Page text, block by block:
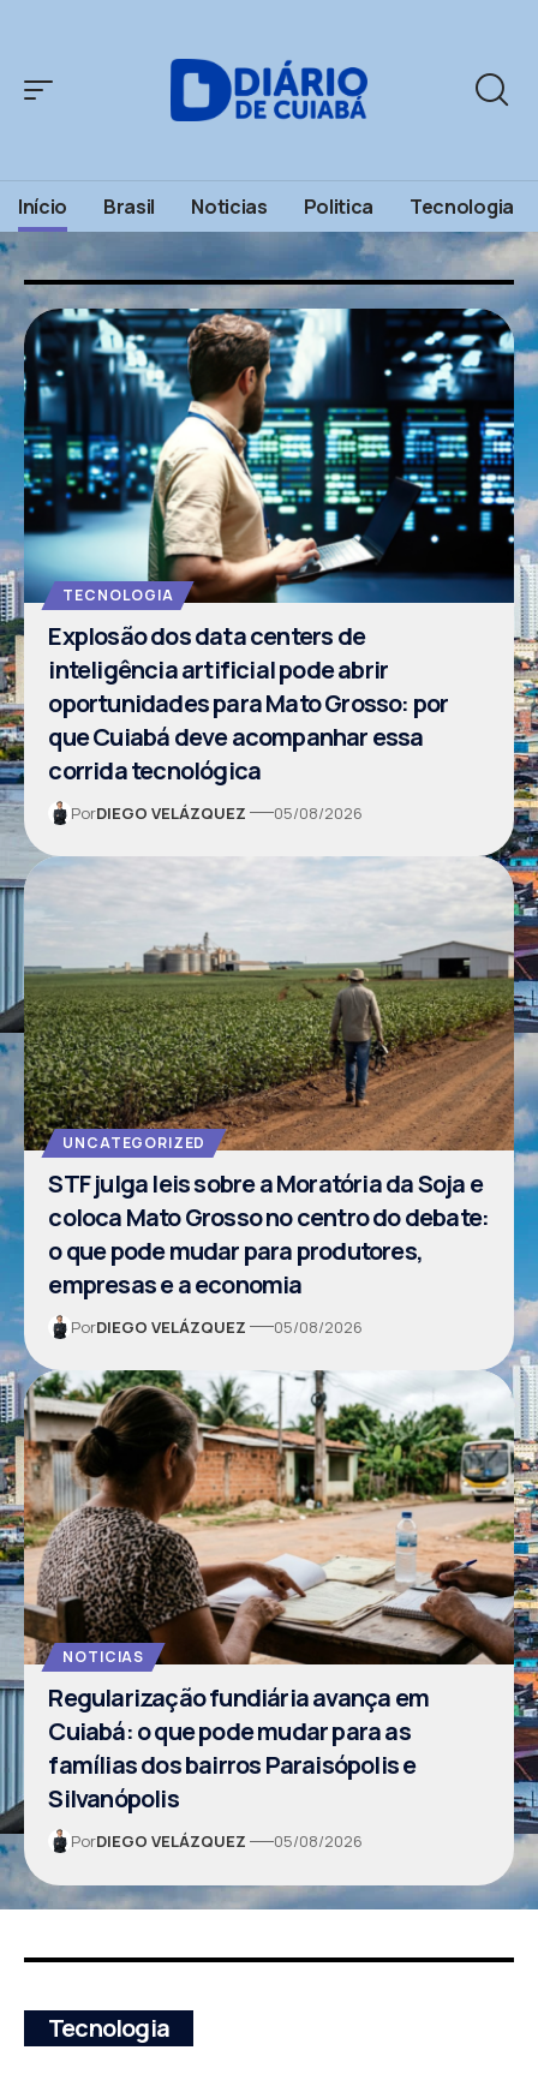
Início Brasil Noticias Politica Tecnologia
TECNOLOGIA
Explosão dos data centers de
inteligência artificial pode abrir
oportunidades para Mato Grosso: por
que Cuiabá deve acompanhar essa
corrida tecnológica
PorDIEGO VELÁZQUEZ 05/08/2026
UNCATEGORIZED
STF julga leis sobre a Moratória da Soja e
coloca Mato Grosso no centro do debate:
o que pode mudar para produtores,
empresas e a economia
PorDIEGO VELÁZQUEZ 05/08/2026
NOTICIAS
Regularização fundiária avança em
Cuiabá: o que pode mudar para as
famílias dos bairros Paraisópolis e
Silvanópolis
PorDIEGO VELÁZQUEZ 05/08/2026
Tecnologia